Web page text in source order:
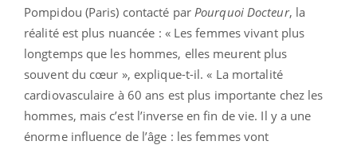
Pompidou (Paris) contacté par Pourquoi Docteur, la
réalité est plus nuancée : « Les femmes vivant plus
longtemps que les hommes, elles meurent plus
souvent du cœur », explique-t-il. « La mortalité
cardiovasculaire à 60 ans est plus importante chez les
hommes, mais c’est l’inverse en fin de vie. Il y a une
énorme influence de l’âge : les femmes vont